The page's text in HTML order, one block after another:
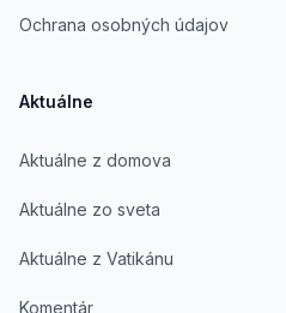
Ochrana osobných údajov
Aktuálne
Aktuálne z domova
Aktuálne zo sveta
Aktuálne z Vatikánu
Komentár